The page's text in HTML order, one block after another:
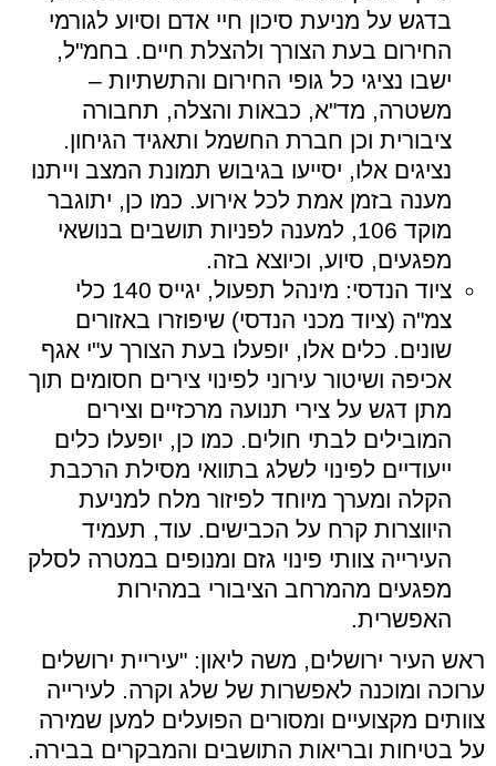
בדגש על מניעת סיכון חיי אדם וסיוע לגורמי
החירום בעת הצורך ולהצלת חיים. בחמ"ל,
ישבו נציגי כל גופי החירום והתשתיות –
משטרה, מד"א, כבאות והצלה, תחבורה
ציבורית וכן חברת החשמל ותאגיד הגיחון.
נציגים אלו, יסייעו בגיבוש תמונת המצב וייתנו
מענה בזמן אמת לכל אירוע. כמו כן, יתוגבר
מוקד 106, למענה לפניות תושבים בנושאי
מפגעים, סיוע, וכיוצא בזה.
ציוד הנדסי: מינהל תפעול, יגייס 140 כלי
צמ"ה (ציוד מכני הנדסי) שיפוזרו באזורים
שונים. כלים אלו, יופעלו בעת הצורך ע"י אגף
אכיפה ושיטור עירוני לפינוי צירים חסומים תוך
מתן דגש על צירי תנועה מרכזיים וצירים
המובילים לבתי חולים. כמו כן, יופעלו כלים
ייעודיים לפינוי לשלג בתוואי מסילת הרכבת
הקלה ומערך מיוחד לפיזור מלח למניעת
היווצרות קרח על הכבישים. עוד, תעמיד
העירייה צוותי פינוי גזם ומנופים במטרה לסלק
מפגעים מהמרחב הציבורי במהירות
האפשרית.
ראש העיר ירושלים, משה ליאון: "עיריית ירושלים
ערוכה ומוכנה לאפשרות של שלג וקרה. לעירייה
צוותים מקצועיים ומסורים הפועלים למען שמירה
על בטיחות ובריאות התושבים והמבקרים בבירה.